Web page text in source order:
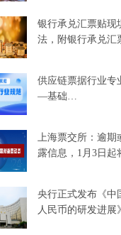
银行承兑汇票贴现
法，附银行承兑
供应链票据行业专
—基础…
上海票交所：逾期
露信息，1月3日
央行正式发布《中
人民币的研发进